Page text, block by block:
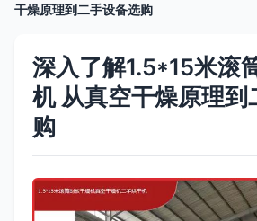
干燥原理到二手设备选购
深入了解1.5*15米滚
机 从真空干燥原理到
购